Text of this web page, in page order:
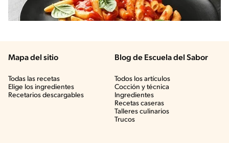
Mapa del sitio
Todas las recetas
Elige los ingredientes
Recetarios descargables
Blog de Escuela del Sabor
Todos los artículos
Cocción y técnica
Ingredientes
Recetas caseras
Talleres culinarios
Trucos